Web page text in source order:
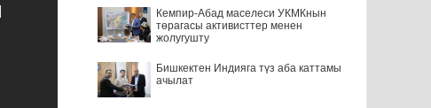
Кемпир-Абад маселеси УКМКнын
төрагасы активисттер менен
жолугушту
Бишкектен Индияга түз аба каттамы
ачылат